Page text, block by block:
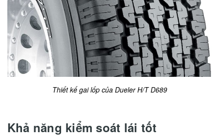
Thiết kế gai lốp của Dueler H/T D689
Khả năng kiểm soát lái tốt